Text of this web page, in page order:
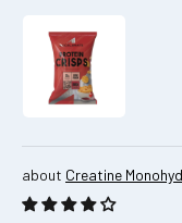
Creatine